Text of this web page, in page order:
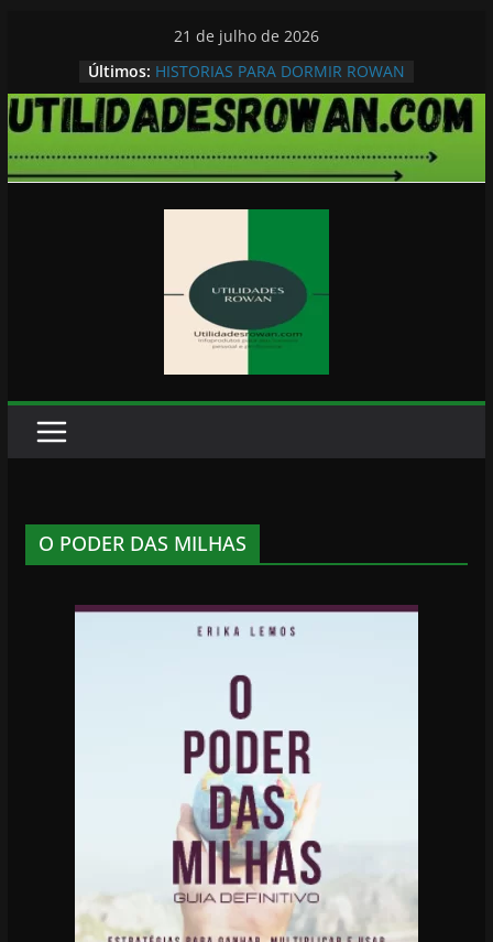
conteúdo
21 de julho de 2026
Últimos: HISTORIAS PARA DORMIR ROWAN
O PODER DAS MILHAS